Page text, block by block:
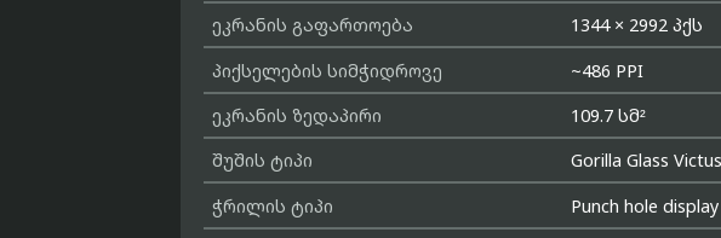
ეკრანის გაფართოება
1344 × 2992 პქს
პიქსელების სიმჭიდროვე
~486 PPI
ეკრანის ზედაპირი
109.7 სმ²
შუშის ტიპი
Gorilla Glass
ჭრილის ტიპი
Punch hole display